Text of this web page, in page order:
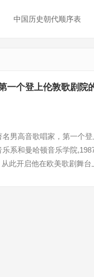
中国历史朝代顺序表
一个登上伦敦歌剧院
男高音歌唱家，第一个
系和曼哈顿音乐学院
此开启他在欧美歌剧舞台